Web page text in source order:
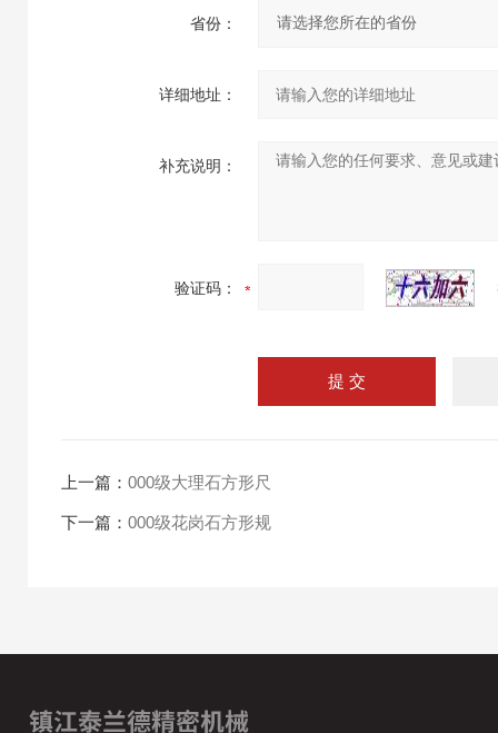
省份：
详细地址：
补充说明：
验证码：
上一篇： 000级大理石方形尺
下一篇： 000级花岗石方形规